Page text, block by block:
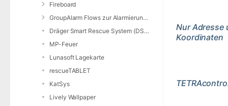
Fireboard
GroupAlarm Flows zur Alarmierung nutzen
Dräger Smart Rescue System (DSRS)
MP-Feuer
Lunasoft Lagekarte
rescueTABLET
KatSys
Lively Wallpaper
Nur Adresse
Koordinaten